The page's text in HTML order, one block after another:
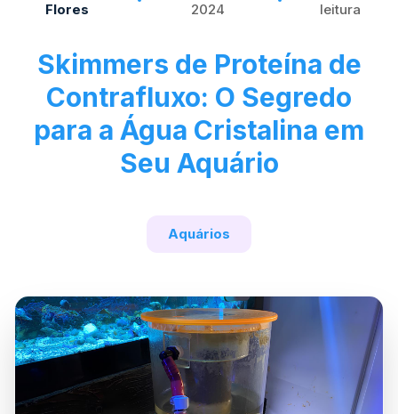
Flores
2024
leitura
Skimmers de Proteína de
Contrafluxo: O Segredo
para a Água Cristalina em
Seu Aquário
Aquários